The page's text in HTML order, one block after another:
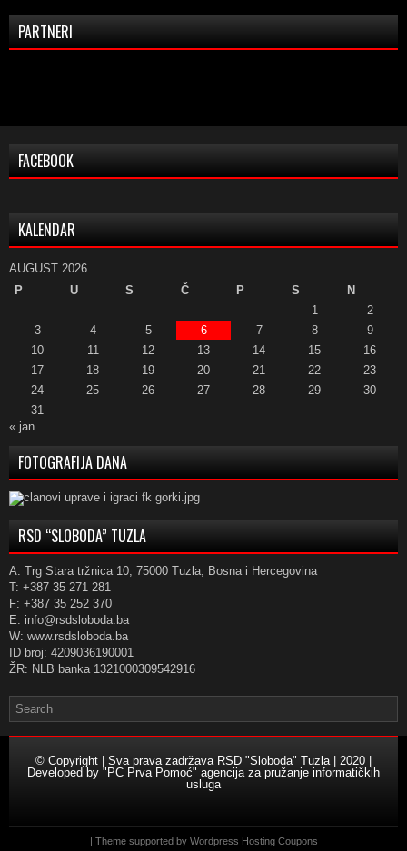
PARTNERI
FACEBOOK
KALENDAR
AUGUST 2026
P
U S Č P S
N
1
2
3
4 5 6 7 8
9
10
11 12 13 14 15
16
17
18 19 20 21 22
23
24
25 26 27 28 29
30
31
« jan
FOTOGRAFIJA DANA
RSD “SLOBODA” TUZLA
A: Trg Stara tržnica 10, 75000 Tuzla, Bosna i Hercegovina
T: +387 35 271 281
F: +387 35 252 370
E: info@rsdsloboda.ba
W: www.rsdsloboda.ba
ID broj: 4209036190001
ŽR: NLB banka 1321000309542916
© Copyright | Sva prava zadržava RSD "Sloboda" Tuzla | 2020 |
Developed by "PC Prva Pomoć" agencija za pružanje informatičkih
usluga
| Theme supported by Wordpress Hosting Coupons